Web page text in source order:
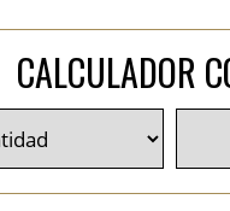
CALCULADOR